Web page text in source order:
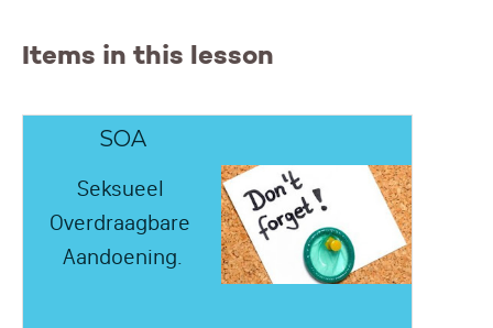
Items in this lesson
SOA
Seksueel
Overdraagbare
Aandoening.